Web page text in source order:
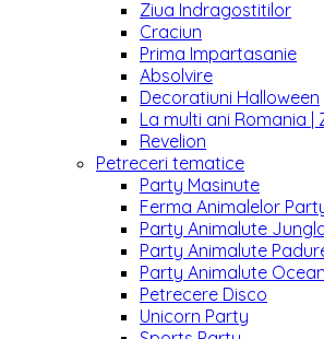
Ziua Indragostitilor
Craciun
Prima Impartasanie
Absolvire
Decoratiuni Halloween
La multi ani Romania |
Revelion
Petreceri tematice
Party Masinute
Ferma Animalelor
Party Animalute
Party Animalute
Party Animalute Ocean
Petrecere Disco
Unicorn Party